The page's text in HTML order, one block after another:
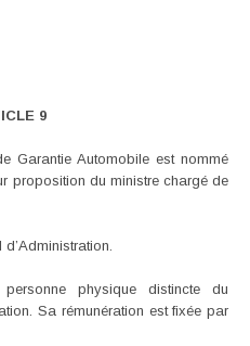
9
Garantie Automobile est nommé
proposition du ministre chargé de
physique distincte du
Sa rémunération est fixée par